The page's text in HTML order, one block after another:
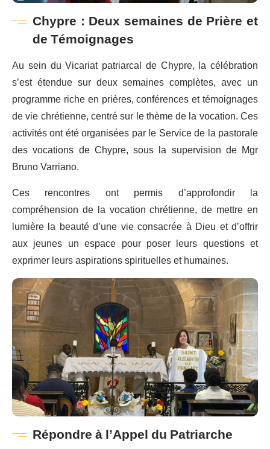
Chypre : Deux semaines de Prière et
de Témoignages
Au sein du Vicariat patriarcal de Chypre, la célébration
s’est étendue sur deux semaines complètes, avec un
programme riche en prières, conférences et témoignages
de vie chrétienne, centré sur le thème de la vocation. Ces
activités ont été organisées par le Service de la pastorale
des vocations de Chypre, sous la supervision de Mgr
Bruno Varriano.
Ces rencontres ont permis d’approfondir la
compréhension de la vocation chrétienne, de mettre en
lumière la beauté d’une vie consacrée à Dieu et d’offrir
aux jeunes un espace pour poser leurs questions et
exprimer leurs aspirations spirituelles et humaines.
Répondre à l’Appel du Patriarche